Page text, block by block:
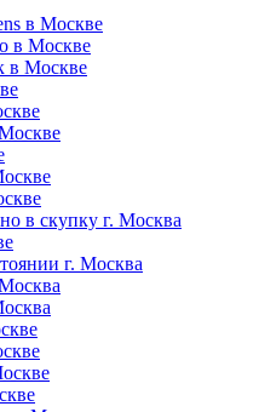
в Москве
в Москве
в Москве
в скупку г. Москва
г. Москва